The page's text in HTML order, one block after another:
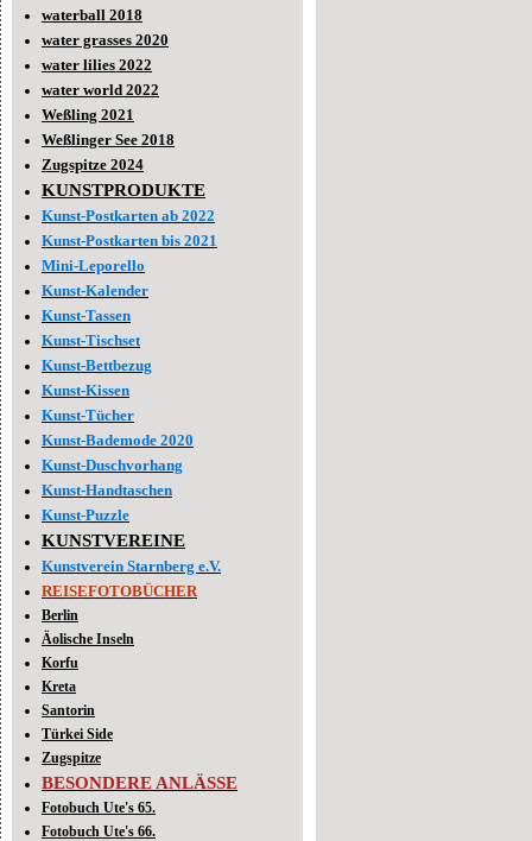
waterball 2018
water grasses 2020
water lilies 2022
water world 2022
Weßling 2021
Weßlinger See 2018
Zugspitze 2024
KUNSTPRODUKTE
Kunst-Postkarten ab 2022
Kunst-Postkarten bis 2021
Mini-Leporello
Kunst-Kalender
Kunst-Tassen
Kunst-Tischset
Kunst-Bettbezug
Kunst-Kissen
Kunst-Tücher
Kunst-Bademode 2020
Kunst-Duschvorhang
Kunst-Handtaschen
Kunst-Puzzle
KUNSTVEREINE
Kunstverein Starnberg e.V.
REISEFOTOBÜCHER
Berlin
Äolische Inseln
Korfu
Kreta
Santorin
Türkei Side
Zugspitze
BESONDERE ANLÄSSE
Fotobuch Ute's 65.
Fotobuch Ute's 66.